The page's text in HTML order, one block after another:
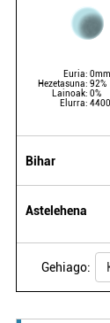
Euria: 0mm
Hezetasuna: 92%
Lainoak: 0%
Elurra:
Bihar
Astelehena
Gehiago: